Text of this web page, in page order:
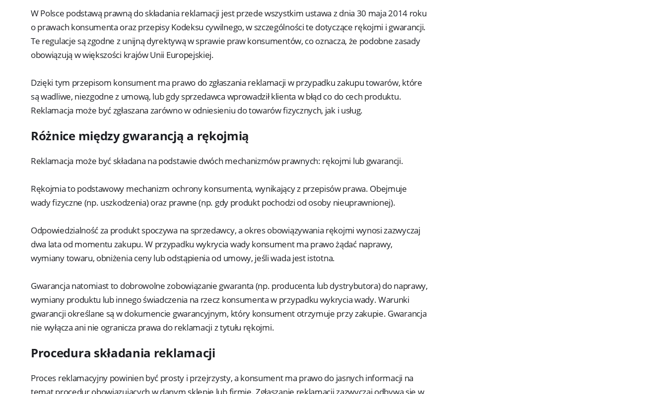
W Polsce podstawą prawną do składania reklamacji jest przede wszystkim ustawa z dnia 30 maja 2014 roku
o prawach konsumenta oraz przepisy Kodeksu cywilnego, w szczególności te dotyczące rękojmi i gwarancji.
Te regulacje są zgodne z unijną dyrektywą w sprawie praw konsumentów, co oznacza, że podobne zasady
obowiązują w większości krajów Unii Europejskiej.
Dzięki tym przepisom konsument ma prawo do zgłaszania reklamacji w przypadku zakupu towarów, które
są wadliwe, niezgodne z umową, lub gdy sprzedawca wprowadził klienta w błąd co do cech produktu.
Reklamacja może być zgłaszana zarówno w odniesieniu do towarów fizycznych, jak i usług.
Różnice między gwarancją a rękojmią
Reklamacja może być składana na podstawie dwóch mechanizmów prawnych: rękojmi lub gwarancji.
Rękojmia to podstawowy mechanizm ochrony konsumenta, wynikający z przepisów prawa. Obejmuje
wady fizyczne (np. uszkodzenia) oraz prawne (np. gdy produkt pochodzi od osoby nieuprawnionej).
Odpowiedzialność za produkt spoczywa na sprzedawcy, a okres obowiązywania rękojmi wynosi zazwyczaj
dwa lata od momentu zakupu. W przypadku wykrycia wady konsument ma prawo żądać naprawy,
wymiany towaru, obniżenia ceny lub odstąpienia od umowy, jeśli wada jest istotna.
Gwarancja natomiast to dobrowolne zobowiązanie gwaranta (np. producenta lub dystrybutora) do naprawy,
wymiany produktu lub innego świadczenia na rzecz konsumenta w przypadku wykrycia wady. Warunki
gwarancji określane są w dokumencie gwarancyjnym, który konsument otrzymuje przy zakupie. Gwarancja
nie wyłącza ani nie ogranicza prawa do reklamacji z tytułu rękojmi.
Procedura składania reklamacji
Proces reklamacyjny powinien być prosty i przejrzysty, a konsument ma prawo do jasnych informacji na